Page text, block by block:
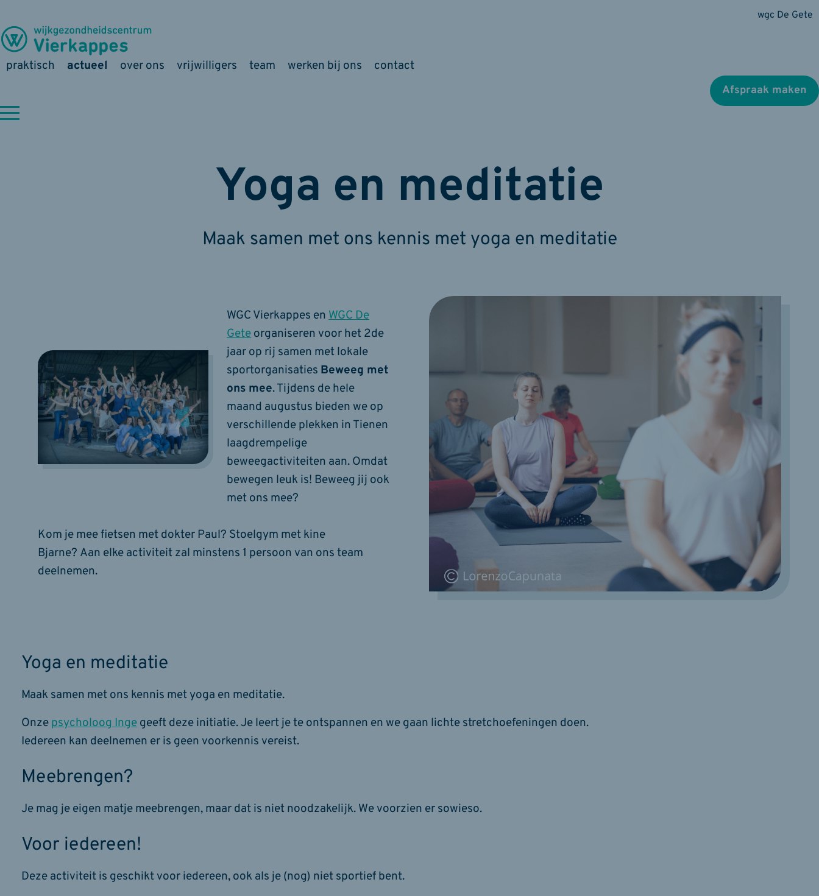
wgc De Gete
praktisch actueel over ons vrijwilligers team werken bij ons contact
Afspraak maken
Yoga en meditatie
Maak samen met ons kennis met yoga en meditatie
WGC Vierkappes enWGC De
Gete organiseren voor het 2de
jaar op rij samen met lokale
sportorganisaties Beweeg met
ons mee. Tijdens de hele
maand augustus bieden we op
verschillende plekken in Tienen
laagdrempelige
beweegactiviteiten aan. Omdat
bewegen leuk is! Beweeg jij ook
met ons mee?
Kom je mee fietsen met dokter Paul? Stoelgym met kine
Bjarne? Aan elke activiteit zal minstens 1 persoon van ons team
deelnemen.
Yoga en meditatie
Maak samen met ons kennis met yoga en meditatie.
Onze psycholoog Inge geeft deze initiatie. Je leert je te ontspannen en we gaan lichte stretchoefeningen doen.
Iedereen kan deelnemen er is geen voorkennis vereist.
Meebrengen?
Je mag je eigen matje meebrengen, maar dat is niet noodzakelijk. We voorzien er sowieso.
Voor iedereen!
Deze activiteit is geschikt voor iedereen, ook als je (nog) niet sportief bent.